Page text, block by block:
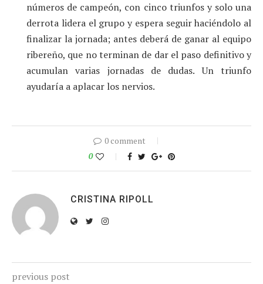
números de campeón, con cinco triunfos y solo una
derrota lidera el grupo y espera seguir haciéndolo al
finalizar la jornada; antes deberá de ganar al equipo
ribereño, que no terminan de dar el paso definitivo y
acumulan varias jornadas de dudas. Un triunfo
ayudaría a aplacar los nervios.
0 comment
0
CRISTINA RIPOLL
previous post